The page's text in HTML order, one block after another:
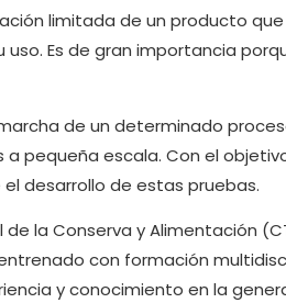
limitada de un producto
uso. Es de gran importancia
de un determinado
pequeña escala. Con el
desarrollo de estas pruebas.
de la Conserva y Alimentación
con formación
y conocimiento en la